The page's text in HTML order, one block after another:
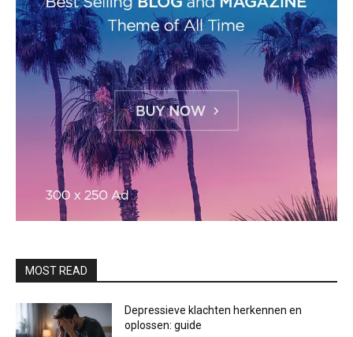
MOST READ
Depressieve klachten herkennen en
oplossen: guide